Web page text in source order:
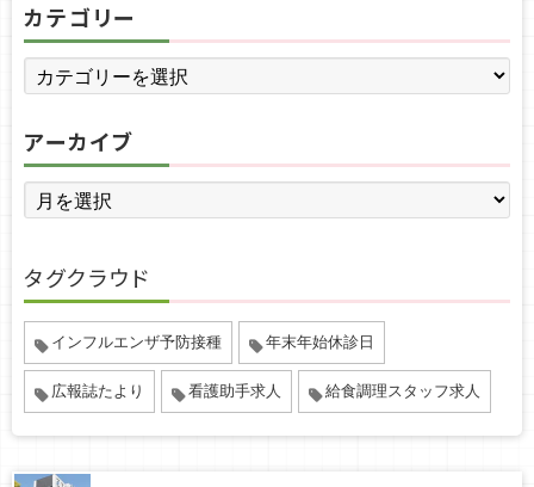
カテゴリー
アーカイブ
タグクラウド
インフルエンザ予防接種 年末年始休診日
広報誌たより 看護助手求人 給食調理スタッフ求人